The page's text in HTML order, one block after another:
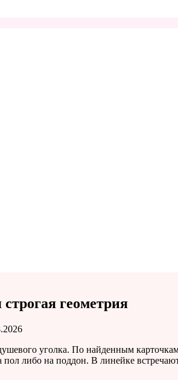
геометрия
уголка. По найденным
либо на поддон. В линейке